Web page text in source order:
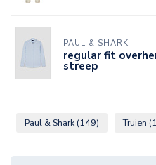
PAUL & SHARK
regular fit
streep
Paul & Shark (149) Truien